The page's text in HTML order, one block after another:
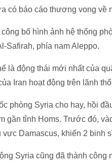
có báo cáo thương vong về
bố hình ảnh hệ thống
Safirah, phía nam Aleppo.
là động thái mới nhất của
Iran hoạt động trên lãnh
phòng Syria cho hay, hồi
gần tỉnh Homs. Trước đó,
Damascus, khiến 2 binh
Syria cũng đã thành